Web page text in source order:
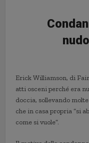
Erick Williamson, di
atti osceni perché era
doccia, sollevando
che in casa propria “si
come si vuole”.